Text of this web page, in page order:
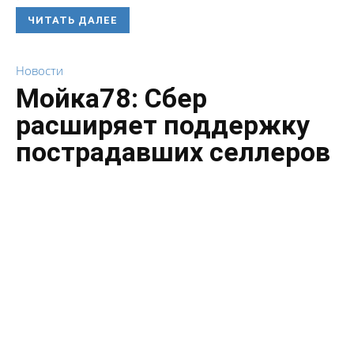
ЧИТАТЬ ДАЛЕЕ
Новости
Мойка78: Сбер
расширяет поддержку
пострадавших селлеров